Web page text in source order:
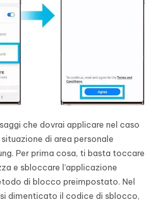
che dovrai applicare nel caso
di area personale
Per prima cosa, ti basta toccare
e sbloccare l’applicazione
di blocco preimpostato. Nel
dimenticato il codice di sblocco,